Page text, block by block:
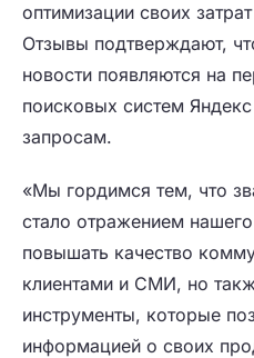
оптимизации своих
Отзывы подтверждают,
новости появляются на
поисковых систем
запросам.
«Мы гордимся тем, что
стало отражением
повышать качество
клиентами и СМИ, но
инструменты, которые
информацией о своих